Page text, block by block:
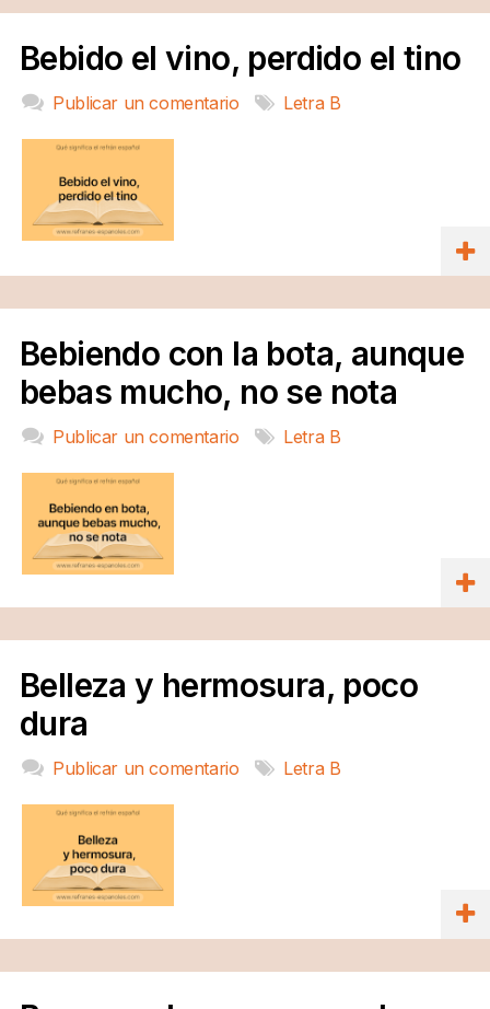
Bebido el vino, perdido el tino
Publicar un comentario Letra B
Bebiendo con la bota, aunque
bebas mucho, no se nota
Publicar un comentario Letra B
Belleza y hermosura, poco
dura
Publicar un comentario Letra B